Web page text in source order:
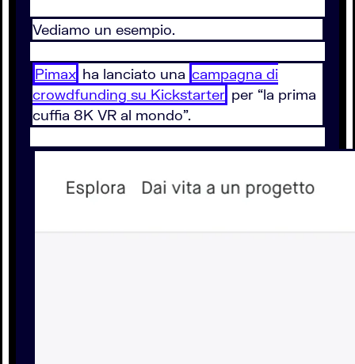
Vediamo un esempio.
Pimax ha lanciato una campagna di
crowdfunding su Kickstarter per “la prima
cuffia 8K VR al mondo”.